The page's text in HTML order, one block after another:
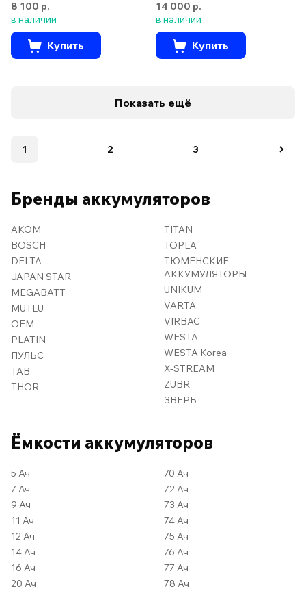
8 100 р.
в наличии
Купить
14 000 р.
в наличии
Купить
Показать ещё
1 2 3
Бренды аккумуляторов
AKOM
BOSCH
DELTA
JAPAN STAR
MEGABATT
MUTLU
OEM
PLATIN
ПУЛЬС
TAB
THOR
TITAN
TOPLA
ТЮМЕНСКИЕ
АККУМУЛЯТОРЫ
UNIKUM
VARTA
VIRBAC
WESTA
WESTA Korea
X-STREAM
ZUBR
ЗВЕРЬ
Ёмкости аккумуляторов
5 Ач
7 Ач
9 Ач
11 Ач
12 Ач
14 Ач
16 Ач
20 Ач
70 Ач
72 Ач
73 Ач
74 Ач
75 Ач
76 Ач
77 Ач
78 Ач